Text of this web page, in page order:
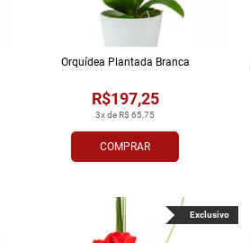
COMPRAR
3x de R$ 65,75
R$197,25
Orquídea Plantada Branca
Exclusivo